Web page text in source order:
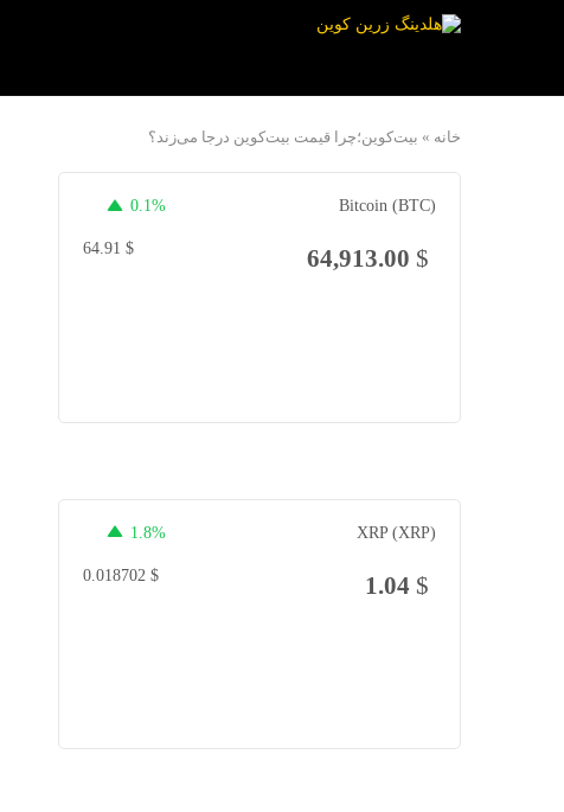
خانه » بیت‌کوین؛چرا قیمت بیت‌کوین درجا می‌زند؟
Bitcoin (BTC)
0.1%
$
64,913.00
$
64.91
XRP (XRP)
1.8%
$
1.04
$
0.018702